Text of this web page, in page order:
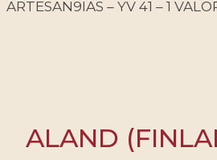
ARTESAN9IAS – YV 41 – 1
ALAND